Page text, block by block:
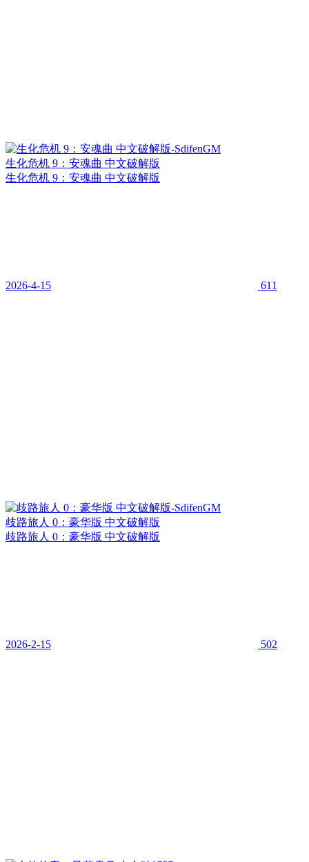
生化危机 9：安魂曲 中文破解版
生化危机 9：安魂曲 中文破解版
2026-4-15 611
歧路旅人 0：豪华版 中文破解版
歧路旅人 0：豪华版 中文破解版
2026-2-15 502